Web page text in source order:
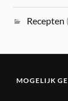
Recepten
MOGELIJK